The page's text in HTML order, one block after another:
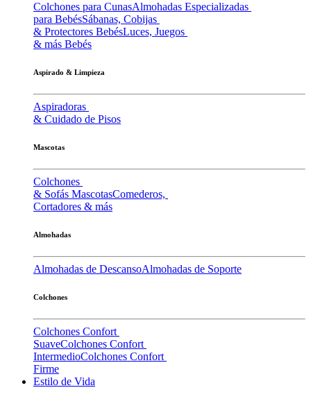
Colchones para CunasAlmohadas Especializadas
para BebésSábanas, Cobijas
& Protectores BebésLuces, Juegos
& más Bebés
Aspirado & Limpieza
Aspiradoras
& Cuidado de Pisos
Mascotas
Colchones
& Sofás MascotasComederos,
Cortadores & más
Almohadas
Almohadas de DescansoAlmohadas de Soporte
Colchones
Colchones Confort
SuaveColchones Confort
IntermedioColchones Confort
Firme
Estilo de Vida